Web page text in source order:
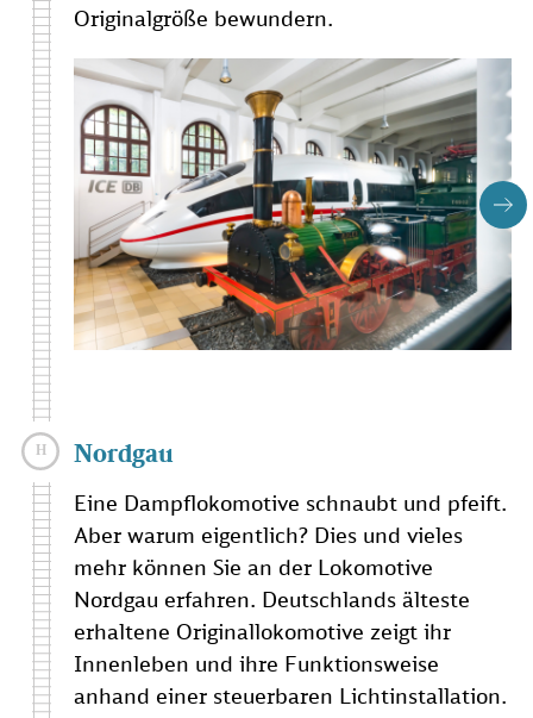
Originalgröße bewundern.
Nordgau
Eine Dampflokomotive schnaubt und pfeift.
Aber warum eigentlich? Dies und vieles
mehr können Sie an der Lokomotive
Nordgau erfahren. Deutschlands älteste
erhaltene Originallokomotive zeigt ihr
Innenleben und ihre Funktionsweise
anhand einer steuerbaren Lichtinstallation.